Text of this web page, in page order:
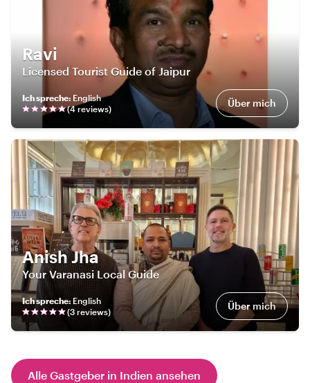
Ravi
Licensed Tourist Guide of Jaipur
Ich spreche: English
(4reviews) Über mich
Anish Jha
Your Varanasi Local Guide
Ich spreche: English
(3 reviews) Über mich
Alle Gastgeber in Indien ansehen